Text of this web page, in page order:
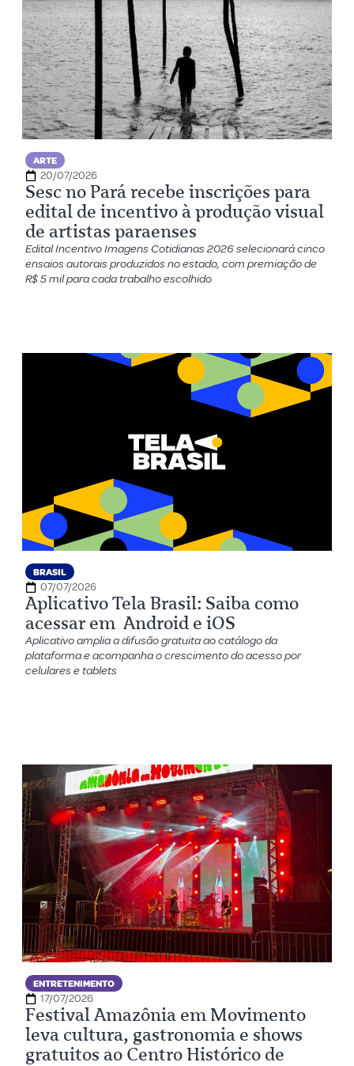
ARTE
20/07/2026
Sesc no Pará recebe inscrições para
edital de incentivo à produção visual
de artistas paraenses
Edital Incentivo Imagens Cotidianas 2026 selecionará cinco
ensaios autorais produzidos no estado, com premiação de
R$ 5 mil para cada trabalho escolhido
BRASIL
07/07/2026
Aplicativo Tela Brasil: Saiba como
acessar em Android e iOS
Aplicativo amplia a difusão gratuita ao catálogo da
plataforma e acompanha o crescimento do acesso por
celulares e tablets
ENTRETENIMENTO
17/07/2026
Festival Amazônia em Movimento
leva cultura, gastronomia e shows
gratuitos ao Centro Histórico de